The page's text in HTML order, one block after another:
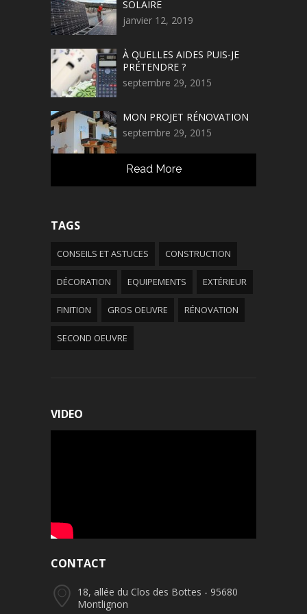
SOLAIRE
janvier 12, 2019
À QUELLES AIDES PUIS-JE
PRÉTENDRE ?
septembre 29, 2015
MON PROJET RÉNOVATION
septembre 29, 2015
Read More
TAGS
CONSEILS ET ASTUCES CONSTRUCTION
DÉCORATION EQUIPEMENTS EXTÉRIEUR
FINITION GROS OEUVRE RÉNOVATION
SECOND OEUVRE
VIDEO
CONTACT
18, allée du Clos des Bottes - 95680
Montlignon